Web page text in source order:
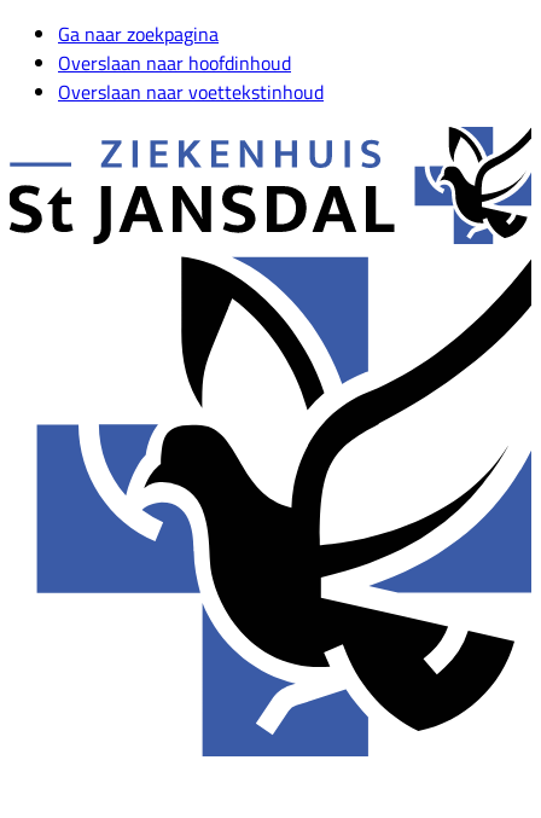
Ga naar zoekpagina
Overslaan naar hoofdinhoud
Overslaan naar voettekstinhoud